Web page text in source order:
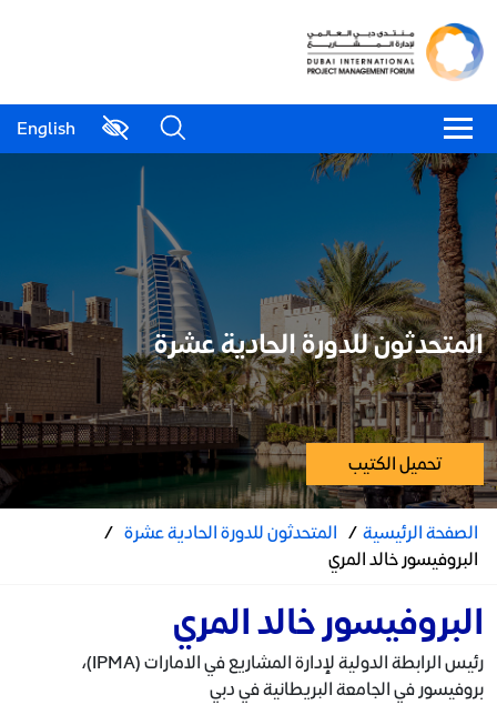
English
المتحدثون للدورة الحادية عشرة
تحميل الكتيب
الصفحة الرئيسية/ المتحدثون للدورة الحادية عشرة /
البروفيسور خالد المري
البروفيسور خالد المري
رئيس الرابطة الدولية لإدارة المشاريع في الامارات (IPMA)،
بروفيسور في الجامعة البريطانية في دبي